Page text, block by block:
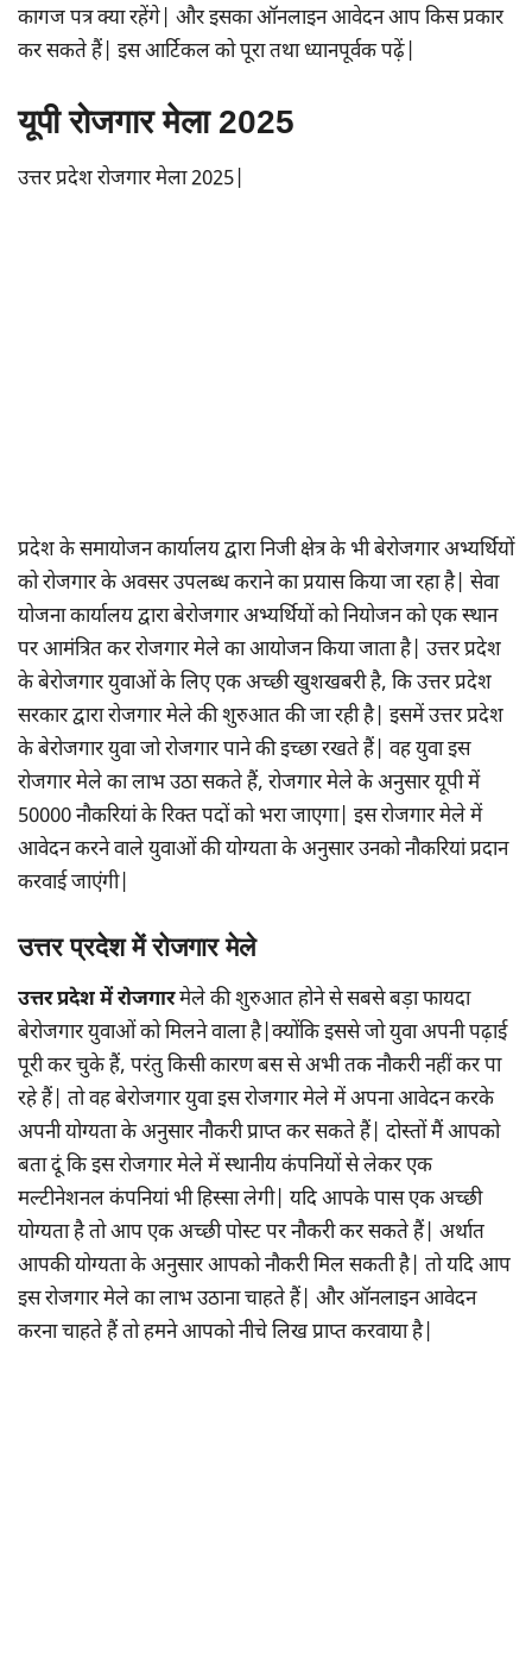
कागज पत्र क्या रहेंगे| और इसका ऑनलाइन आवेदन आप किस प्रकार
कर सकते हैं| इस आर्टिकल को पूरा तथा ध्यानपूर्वक पढ़ें|
यूपी रोजगार मेला 2025
उत्तर प्रदेश रोजगार मेला 2025|
प्रदेश के समायोजन कार्यालय द्वारा निजी क्षेत्र के भी बेरोजगार अभ्यर्थियों
को रोजगार के अवसर उपलब्ध कराने का प्रयास किया जा रहा है| सेवा
योजना कार्यालय द्वारा बेरोजगार अभ्यर्थियों को नियोजन को एक स्थान
पर आमंत्रित कर रोजगार मेले का आयोजन किया जाता है| उत्तर प्रदेश
के बेरोजगार युवाओं के लिए एक अच्छी खुशखबरी है, कि उत्तर प्रदेश
सरकार द्वारा रोजगार मेले की शुरुआत की जा रही है| इसमें उत्तर प्रदेश
के बेरोजगार युवा जो रोजगार पाने की इच्छा रखते हैं| वह युवा इस
रोजगार मेले का लाभ उठा सकते हैं, रोजगार मेले के अनुसार यूपी में
50000 नौकरियां के रिक्त पदों को भरा जाएगा| इस रोजगार मेले में
आवेदन करने वाले युवाओं की योग्यता के अनुसार उनको नौकरियां प्रदान
करवाई जाएंगी|
उत्तर प्रदेश में रोजगारमेले
उत्तर प्रदेश में रोजगारमेले की शुरुआत होने से सबसे बड़ा फायदा
बेरोजगार युवाओं को मिलने वाला है|क्योंकि इससे जो युवा अपनी पढ़ाई
पूरी कर चुके हैं, परंतु किसी कारण बस से अभी तक नौकरी नहीं कर पा
रहे हैं| तो वह बेरोजगार युवा इस रोजगार मेले में अपना आवेदन करके
अपनी योग्यता के अनुसार नौकरी प्राप्त कर सकते हैं| दोस्तों मैं आपको
बता दूं कि इस रोजगार मेले में स्थानीय कंपनियों से लेकर एक
मल्टीनेशनल कंपनियां भी हिस्सा लेगी| यदि आपके पास एक अच्छी
योग्यता है तो आप एक अच्छी पोस्ट पर नौकरी कर सकते हैं| अर्थात
आपकी योग्यता के अनुसार आपको नौकरी मिल सकती है| तो यदि आप
इस रोजगार मेले का लाभ उठाना चाहते हैं| और ऑनलाइन आवेदन
करना चाहते हैं तो हमने आपको नीचे लिख प्राप्त करवाया है|